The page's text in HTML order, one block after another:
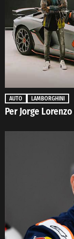
AUTO LAMBORGHINI
Per Jorge